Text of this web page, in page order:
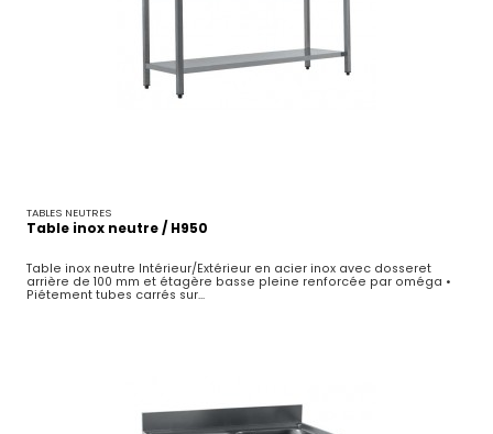
TABLES NEUTRES
Table inox neutre / H950
Table inox neutre Intérieur/Extérieur en acier inox avec dosseret
arrière de 100 mm et étagère basse pleine renforcée par oméga •
Piétement tubes carrés sur...